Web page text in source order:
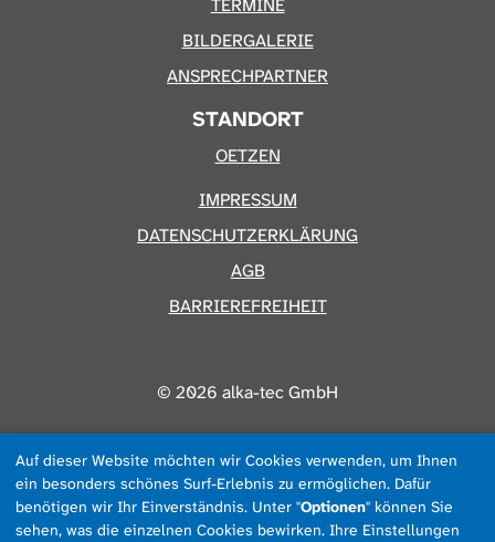
BILDERGALERIE
ANSPRECHPARTNER
STANDORT
OETZEN
IMPRESSUM
DATENSCHUTZERKLÄRUNG
AGB
BARRIEREFREIHEIT
© 2026 alka-tec GmbH
Auf dieser Website möchten wir Cookies verwenden, um Ihnen
ein besonders schönes Surf-Erlebnis zu ermöglichen. Dafür
benötigen wir Ihr Einverständnis. Unter "Optionen" können Sie
sehen, was die einzelnen Cookies bewirken. Ihre Einstellungen